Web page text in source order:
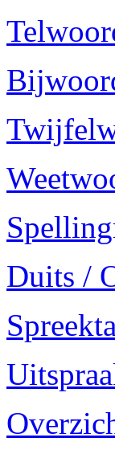
Duits /